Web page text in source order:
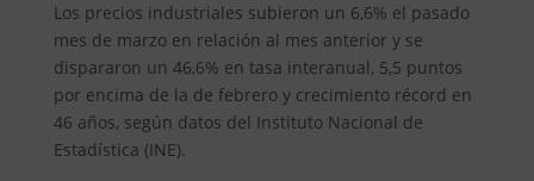
Los precios industriales subieron un 6,6% el pasado
mes de marzo en relación al mes anterior y se
dispararon un 46,6% en tasa interanual, 5,5 puntos
por encima de la de febrero y crecimiento récord en
46 años, según datos del Instituto Nacional de
Estadística (INE).